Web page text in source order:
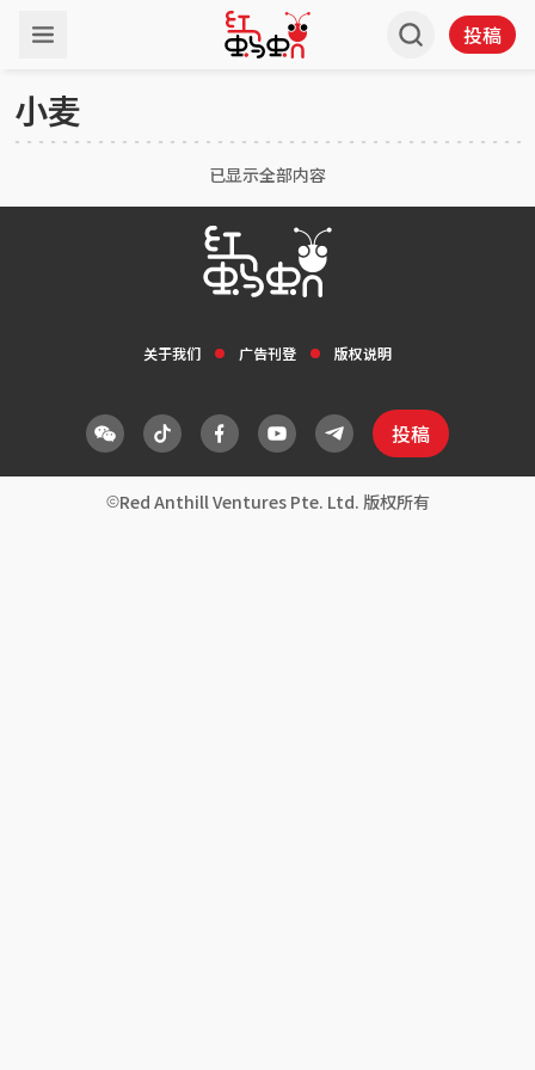
投稿
小麦
已显示全部内容
关于我们 广告刊登 版权说明
投稿
Red Anthill Ventures Pte. Ltd. 版权所有